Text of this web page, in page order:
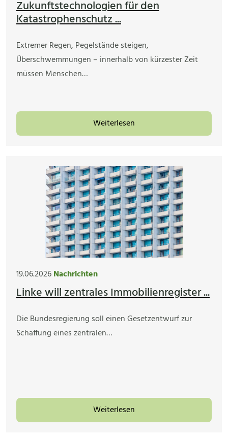
Zukunftstechnologien für den
Katastrophenschutz ...
Extremer Regen, Pegelstände steigen,
Überschwemmungen – innerhalb von kürzester Zeit
müssen Menschen…
Weiterlesen
19.06.2026Nachrichten
Linke will zentrales Immobilienregister ...
Die Bundesregierung soll einen Gesetzentwurf zur
Schaffung eines zentralen…
Weiterlesen